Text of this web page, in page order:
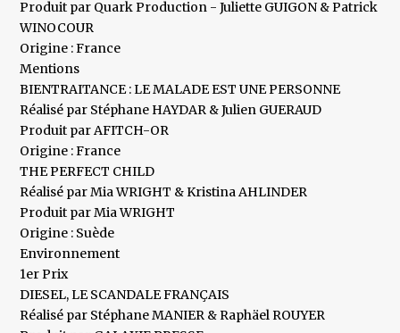
Produit par Quark Production - Juliette GUIGON & Patrick
WINOCOUR
Origine : France
Mentions
BIENTRAITANCE : LE MALADE EST UNE PERSONNE
Réalisé par Stéphane HAYDAR & Julien GUERAUD
Produit par AFITCH-OR
Origine : France
THE PERFECT CHILD
Réalisé par Mia WRIGHT & Kristina AHLINDER
Produit par Mia WRIGHT
Origine : Suède
Environnement
1er Prix
DIESEL, LE SCANDALE FRANÇAIS
Réalisé par Stéphane MANIER & Raphäel ROUYER